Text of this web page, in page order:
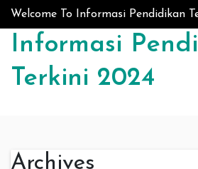
Skip to content
Welcome To Informasi Pendidikan
Informasi
Terkini 2024
Archives